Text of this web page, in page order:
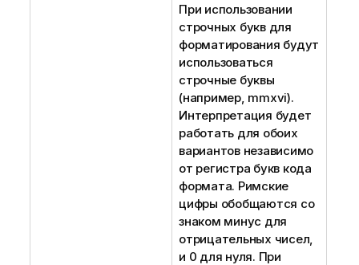
При использовании
строчных букв для
форматирования будут
использоваться
строчные буквы
(например, mmxvi).
Интерпретация будет
работать для обоих
вариантов независимо
от регистра букв кода
формата. Римские
цифры обобщаются со
знаком минус для
отрицательных чисел,
и 0 для нуля. При